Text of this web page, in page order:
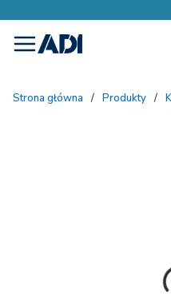
menu
Strona główna / Produkty /